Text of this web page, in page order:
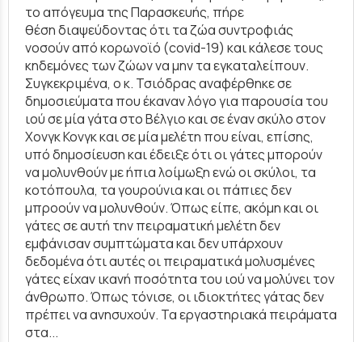
το απόγευμα της Παρασκευής, πήρε
θέση διαψεύδοντας ότι τα ζώα συντροφιάς
νοσούν από κορωνοϊό (covid-19) και κάλεσε τους
κηδεμόνες των ζώων να μην τα εγκαταλείπουν.
Συγκεκριμένα, ο κ. Τσιόδρας αναφέρθηκε σε
δημοσιεύματα που έκαναν λόγο για παρουσία του
ιού σε μία γάτα στο Βέλγιο και σε έναν σκύλο στον
Χονγκ Κονγκ και σε μία μελέτη που είναι, επίσης,
υπό δημοσίευση και έδειξε ότι οι γάτες μπορούν
να μολυνθούν με ήπια λοίμωξη ενώ οι σκύλοι, τα
κοτόπουλα, τα γουρούνια και οι πάπιες δεν
μπροούν να μολυνθούν. Όπως είπε, ακόμη και οι
γάτες σε αυτή την πειραματική μελέτη δεν
εμφάνισαν συμπτώματα και δεν υπάρχουν
δεδομένα ότι αυτές οι πειραματικά μολυσμένες
γάτες είχαν ικανή ποσότητα του ιού να μολύνει τον
άνθρωπο. Όπως τόνισε, οι ιδιοκτήτες γάτας δεν
πρέπει να ανησυχούν. Τα εργαστηριακά πειράματα
στα...